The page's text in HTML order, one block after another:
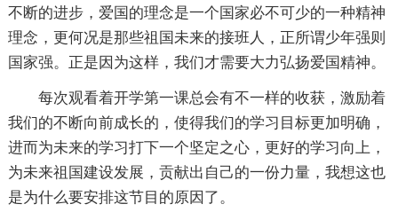
不断的进步，爱国的理念是一个国家必不可少的一种精神
理念，更何况是那些祖国未来的接班人，正所谓少年强则
国家强。正是因为这样，我们才需要大力弘扬爱国精神。
每次观看着开学第一课总会有不一样的收获，激励着
我们的不断向前成长的，使得我们的学习目标更加明确，
进而为未来的学习打下一个坚定之心，更好的学习向上，
为未来祖国建设发展，贡献出自己的一份力量，我想这也
是为什么要安排这节目的原因了。